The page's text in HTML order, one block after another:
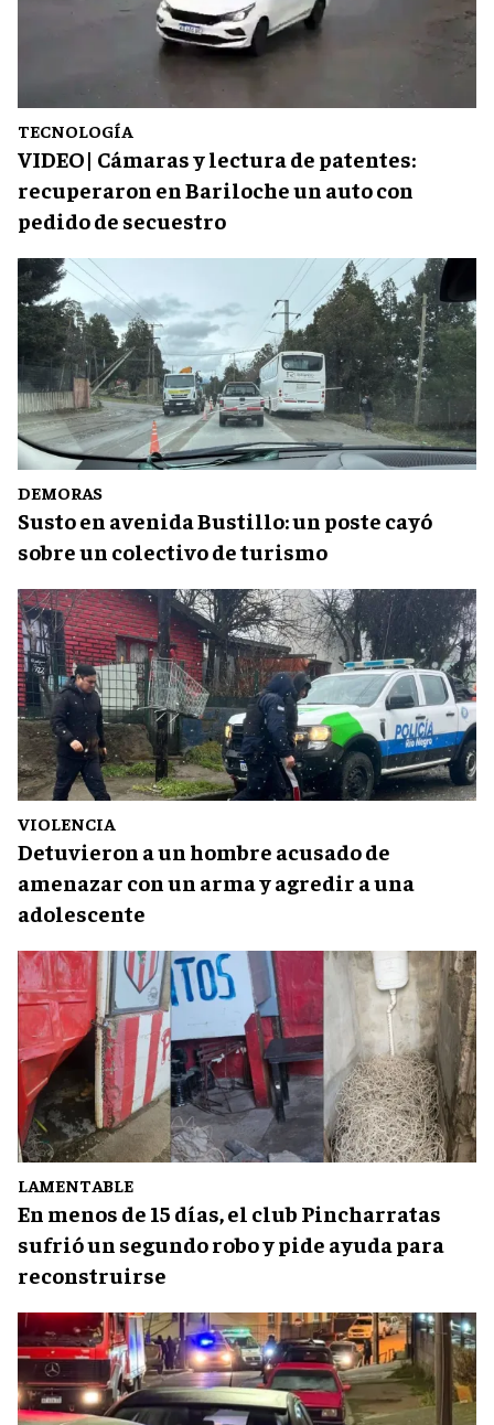
TECNOLOGÍA
VIDEO| Cámaras y lectura de patentes:
recuperaron en Bariloche un auto con
pedido de secuestro
DEMORAS
Susto en avenida Bustillo: un poste cayó
sobre un colectivo de turismo
VIOLENCIA
Detuvieron a un hombre acusado de
amenazar con un arma y agredir a una
adolescente
LAMENTABLE
En menos de 15 días, el club Pincharratas
sufrió un segundo robo y pide ayuda para
reconstruirse